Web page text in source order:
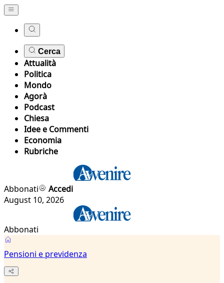
Cerca
Attualità
Politica
Mondo
Agorà
Podcast
Chiesa
Idee e Commenti
Economia
Rubriche
Abbonati
Accedi
August 10, 2026
Abbonati
Pensioni e previdenza